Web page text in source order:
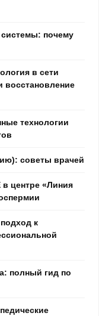
системы: почему
в сети
восстановление
технологии
советы врачей
центре «Линия
к
полный гид по